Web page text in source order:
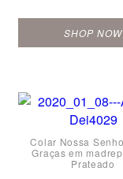
SHOP NOW
Colar Nossa
Graças em
Prateado